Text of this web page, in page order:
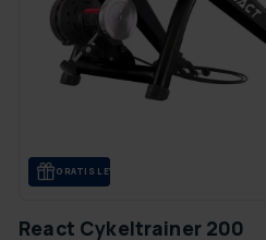
GRA­TIS LE­VE­RANS
React Cykeltrainer 200